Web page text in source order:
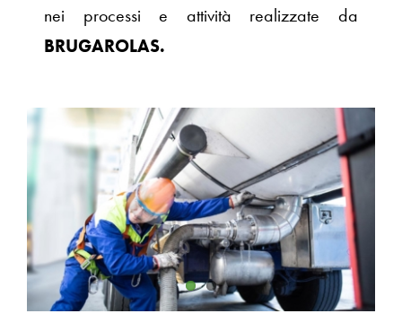
nei processi e attività realizzate da
BRUGAROLAS.